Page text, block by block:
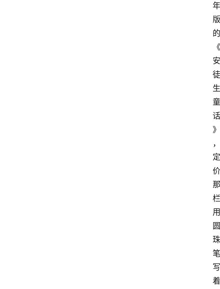
年
版
的
《
安
徒
生
童
话
》
，
定
价
那
栏
用
圆
珠
笔
写
着